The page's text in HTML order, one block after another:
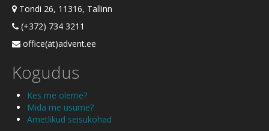
Tondi 26, 11316, Tallinn
(+372) 734 3211
office(ät)advent.ee
Kogudus
Kes me oleme?
Mida me usume?
Ametlikud seisukohad